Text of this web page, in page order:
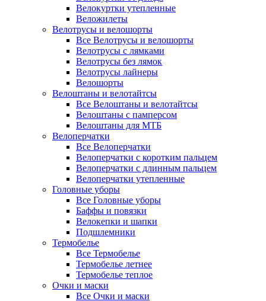
Велокуртки утепленные
Веложилеты
Велотрусы и велошорты
Все Велотрусы и велошорты
Велотрусы с лямками
Велотрусы без лямок
Велотрусы лайнеры
Велошорты
Велоштаны и велотайтсы
Все Велоштаны и велотайтсы
Велоштаны с памперсом
Велоштаны для МТБ
Велоперчатки
Все Велоперчатки
Велоперчатки с коротким пальцем
Велоперчатки с длинным пальцем
Велоперчатки утепленные
Головные уборы
Все Головные уборы
Баффы и повязки
Велокепки и шапки
Подшлемники
Термобелье
Все Термобелье
Термобелье летнее
Термобелье теплое
Очки и маски
Все Очки и маски